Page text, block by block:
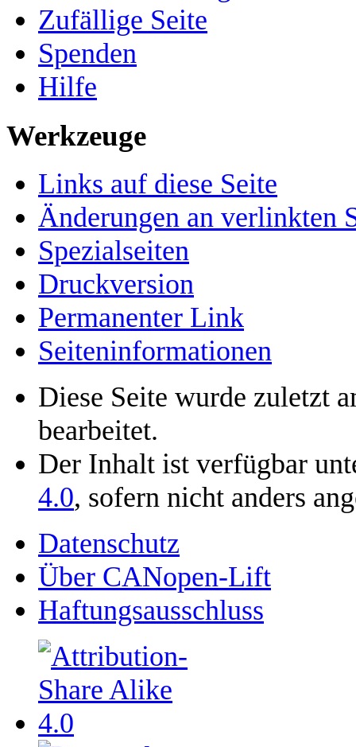
Zufällige Seite
Spenden
Hilfe
Werkzeuge
Links auf diese Seite
Änderungen an verlinkten
Spezialseiten
Druckversion
Permanenter Link
Seiten­­informationen
Diese Seite wurde zuletzt
bearbeitet.
Der Inhalt ist verfügbar
4.0, sofern nicht anders
Datenschutz
Über CANopen-Lift
Haftungsausschluss